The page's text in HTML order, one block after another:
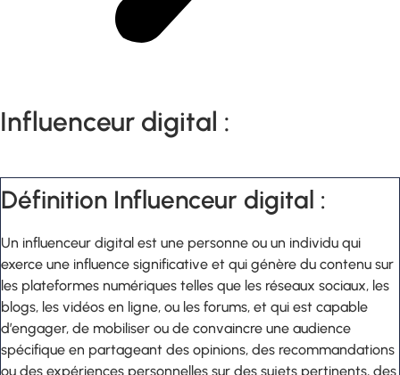
Influenceur digital :
Définition Influenceur digital :
Un influenceur digital est une personne ou un individu qui
exerce une influence significative et qui génère du contenu sur
les plateformes numériques telles que les réseaux sociaux, les
blogs, les vidéos en ligne, ou les forums, et qui est capable
d’engager, de mobiliser ou de convaincre une audience
spécifique en partageant des opinions, des recommandations
ou des expériences personnelles sur des sujets pertinents, des